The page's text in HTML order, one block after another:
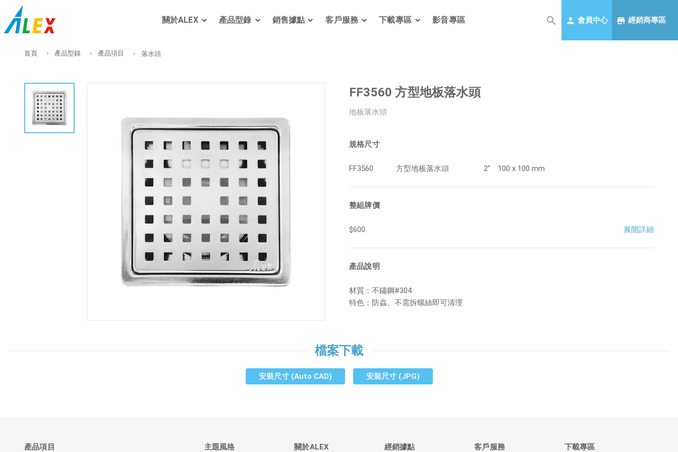
關於ALEX 產品型錄 銷售據點 客戶服務 下載專區 影音專區 會員中心 經銷商專區
首頁 產品型錄 產品項目 落水頭
FF3560 方型地板落水頭
地板落水頭
規格尺寸
FF3560 方型地板落水頭 2" 100 x 100 mm
整組牌價
$600 展開詳細
產品說明
材質：不鏽鋼#304
特色：防蟲、不需拆螺絲即可清理
檔案下載
安裝尺寸 (Auto CAD) 安裝尺寸 (JPG)
產品項目 主題風格 關於ALEX 經銷據點 客戶服務 下載專區